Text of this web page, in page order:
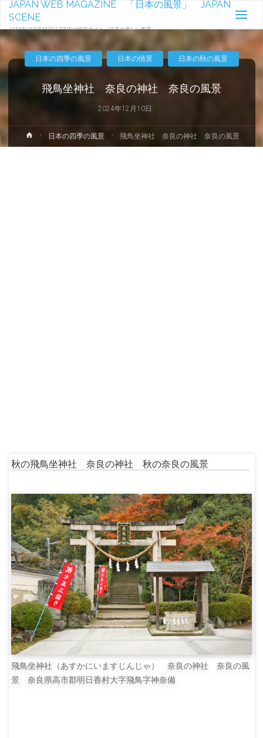
JAPAN WEB MAGAZINE 「日本の風景」 JAPAN
SCENE
JAPAN WEB MAGAZINEの特設サイト「日本の美しい風景」-
飛鳥坐神社 奈良の神社 奈良の風景
2024年12月10日
日本の四季の風景 日本の情景 日本の秋の風景
ホ
ー
日本の四季の風景 飛鳥坐神社 奈良の神社 奈良の風景
秋の飛鳥坐神社 奈良の神社 秋の奈良の風景
飛鳥坐神社（あすかにいますじんじゃ） 奈良の神社 奈良の風
景 奈良県高市郡明日香村大字飛鳥字神奈備